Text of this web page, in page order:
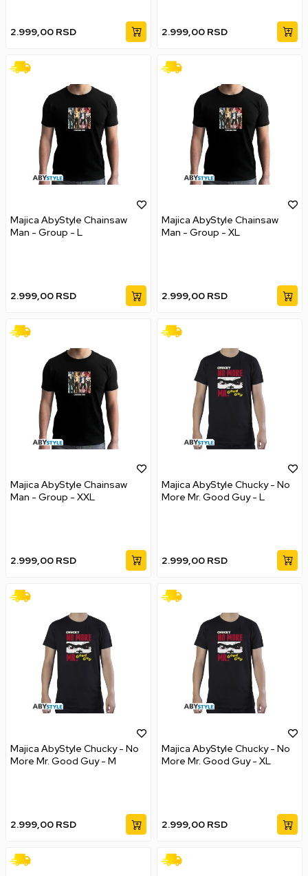
2.999,00 RSD 2.999,00 RSD
Majica AbyStyle Chainsaw
Man - Group - L
2.999,00 RSD
Majica AbyStyle Chainsaw
Man - Group - XL
2.999,00 RSD
Majica AbyStyle Chainsaw
Man - Group - XXL
2.999,00 RSD
Majica AbyStyle Chucky - No
More Mr. Good Guy - L
2.999,00 RSD
Majica AbyStyle Chucky - No
More Mr. Good Guy - M
2.999,00 RSD
Majica AbyStyle Chucky - No
More Mr. Good Guy - XL
2.999,00 RSD